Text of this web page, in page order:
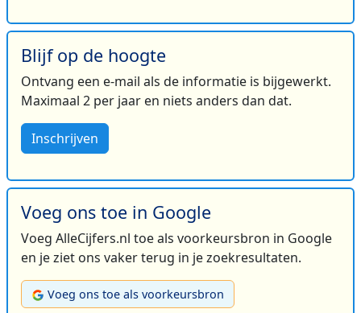
Blijf op de hoogte
Ontvang een e-mail als de informatie is bijgewerkt.
Maximaal 2 per jaar en niets anders dan dat.
Inschrijven
Voeg ons toe in Google
Voeg AlleCijfers.nl toe als voorkeursbron in Google
en je ziet ons vaker terug in je zoekresultaten.
Voeg ons toe als voorkeursbron